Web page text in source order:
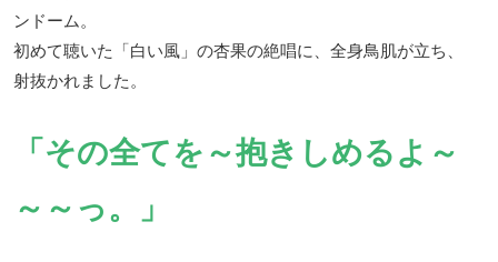
ンドーム。
初めて聴いた「白い風」の杏果の絶唱に、全身鳥肌が立ち、
射抜かれました。
「その全てを ～抱きしめるよ～
～～っ。」